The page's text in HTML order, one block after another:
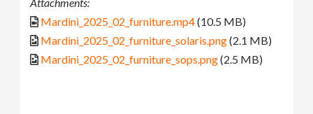
Mardini_2025_02_furniture.mp4(10.5 MB)
Mardini_2025_02_furniture_solaris.png(2.1 MB)
Mardini_2025_02_furniture_sops.png(2.5 MB)